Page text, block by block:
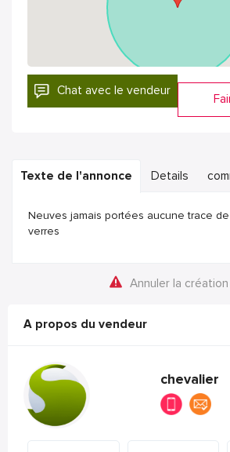
Chat avec le vendeur
Texte de l'annonce Details
Neuves jamais portées aucune trace
verres
Annuler la
A propos du vendeur
chevalier